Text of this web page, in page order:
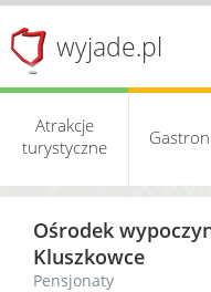
wyjade.pl
Atrakcje
turystyczne
Ośrodek
Kluszkowce
Pensjonaty